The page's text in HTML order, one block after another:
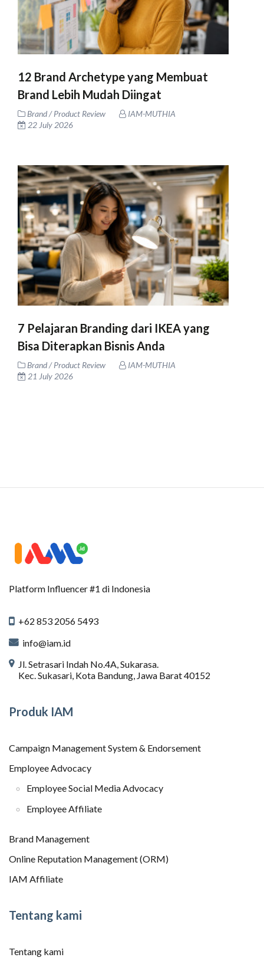
12 Brand Archetype yang Membuat
Brand Lebih Mudah Diingat
Brand / Product Review
IAM-MUTHIA
22 July 2026
7 Pelajaran Branding dari IKEA yang
Bisa Diterapkan Bisnis Anda
Brand / Product Review
IAM-MUTHIA
21 July 2026
Platform Influencer #1 di Indonesia
+62 853 2056 5493
info@iam.id
Jl. Setrasari Indah No.4A, Sukarasa.
Kec. Sukasari, Kota Bandung, Jawa Barat 40152
Produk IAM
Campaign Management System & Endorsement
Employee Advocacy
Employee Social Media Advocacy
Employee Affiliate
Brand Management
Online Reputation Management (ORM)
IAM Affiliate
Tentang kami
Tentang kami